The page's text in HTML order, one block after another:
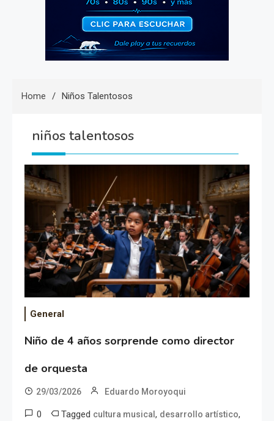
Home Niños Talentosos
niños talentosos
General
Niño de 4 años sorprende como director
de orquesta
29/03/2026 Eduardo Moroyoqui
0 Tagged cultura musical , desarrollo artístico,